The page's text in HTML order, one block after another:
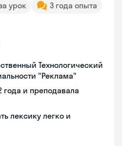
урок
3 года опыта
Технологический
"Реклама"
года и преподавала
лексику легко и